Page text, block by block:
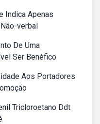
Indica Apenas
verbal
De Uma
Ser Benéfico
Aos Portadores
Tricloroetano Ddt